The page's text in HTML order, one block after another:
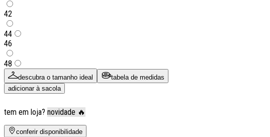
42
44
46
48
descubra o tamanho ideal
tabela de medidas
adicionar à sacola
tem em loja? novidade 🔥
conferir disponibilidade